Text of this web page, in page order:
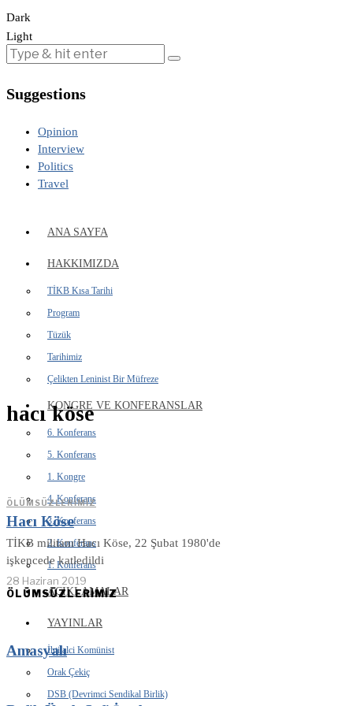
Dark
Light
Suggestions
Opinion
Interview
Politics
Travel
ANA SAYFA
HAKKIMIZDA
TİKB Kısa Tarihi
Program
Tüzük
Tarihimiz
Çelikten Leninist Bir Müfreze
KONGRE VE KONFERANSLAR
6. Konferans
5. Konferans
1. Kongre
4. Konferans
3. Konferans
2. Konferans
1. Konferans
AÇIKLAMALAR
YAYINLAR
İhtilalci Komünist
Orak Çekiç
DSB (Devrimci Sendikal Birlik)
hacı köse
ÖLÜMSÜZLERIMIZ
Hacı Köse
TİKB militanı Hacı Köse, 22 Şubat 1980'de
işkencede katledildi
28 Haziran 2019
ÖLÜMSÜZLERİMİZ
Amasyalı